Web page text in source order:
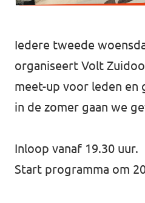
Contact
Sprekersaanvraag
Volt There -
Iedere tweede
organiseert Volt
meet-up voor leden en
in de zomer gaan we
Inloop vanaf 19.30 uur.
Start programma om